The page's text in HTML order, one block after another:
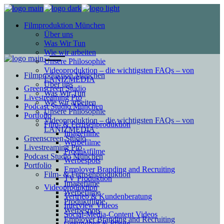
Filmproduktion München
Über uns
Was Wir Tun
Wie wir arbeiten
Unsere Philosophie
Videoproduktion – die wichtigsten FAQs – von
LANIZMEDIA
Greenscreen Studio
Livestreaming Pro
Podcast Studio München
Portfolio
Film- & Fernsehproduktion
Imagefilme
Werbefilme
Produktfilme
Werbespots
Employer Branding and Recruiting
TV Produktion
Videoproduktion
Vertrieb & Kundenberatung
Interview Videos
Social-Media-Content Videos
Filmproduktion München
Über uns
Was Wir Tun
Wie wir arbeiten
Unsere Philosophie
Videoproduktion – die wichtigsten FAQs – von
LANIZMEDIA
Greenscreen Studio
Livestreaming Pro
Podcast Studio München
Portfolio
Film- & Fernsehproduktion
Imagefilme
Werbefilme
Produktfilme
Werbespots
Employer Branding and Recruiting